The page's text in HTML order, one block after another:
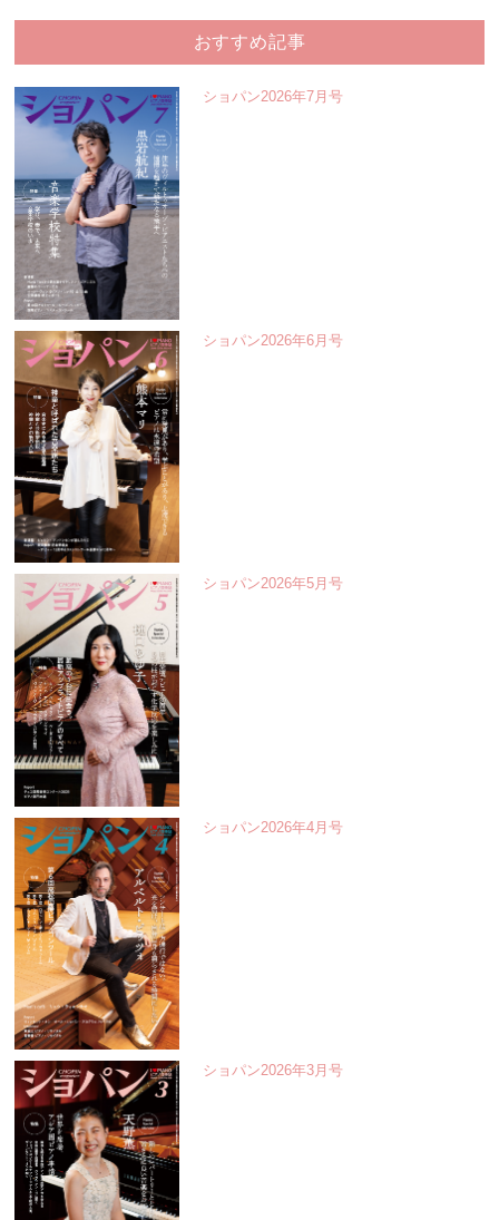
おすすめ記事
ショパン2026年7月号
ショパン2026年6月号
ショパン2026年5月号
ショパン2026年4月号
ショパン2026年3月号